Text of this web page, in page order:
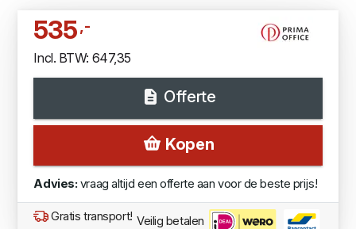
535,-
Incl. BTW: 647,35
Offerte
Kopen
Advies: vraag altijd een offerte aan voor de beste prijs!
Gratis transport! Veilig betalen